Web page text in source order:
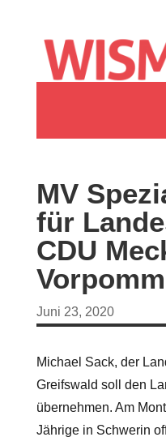
MV
für
CDU
Juni 23, 2020
Michael Sack, der
Greifswald soll den
übernehmen. Am
Jährige in Schwerin